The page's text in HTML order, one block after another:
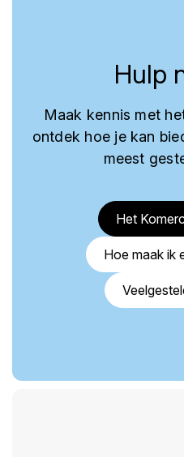
Hulp
Maak kennis met
ontdek hoe je kan
meest
Het
Hoe maak ik